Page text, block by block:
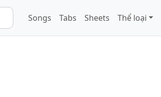
Songs Tabs Sheets Thể loại